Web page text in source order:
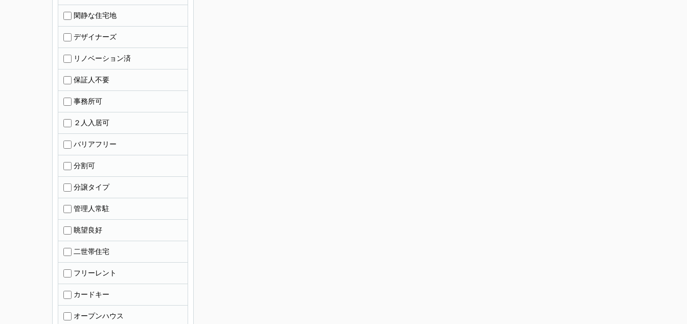
閑静な住宅地
デザイナーズ
リノベーション済
保証人不要
事務所可
２人入居可
バリアフリー
分割可
分譲タイプ
管理人常駐
眺望良好
二世帯住宅
フリーレント
カードキー
オープンハウス